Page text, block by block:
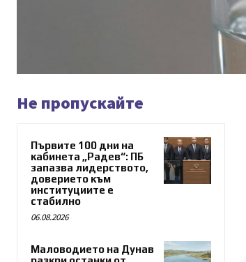
Не пропускайте
Първите 100 дни на
кабинета „Радев“: ПБ
запазва лидерството,
доверието към
институциите е
стабилно
06.08.2026
Маловодието на Дунав